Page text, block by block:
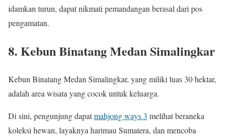
idamkan turun, dapat nikmati pemandangan berasal dari pos
pengamatan.
8. Kebun Binatang Medan Simalingkar
Kebun Binatang Medan Simalingkar, yang miliki luas 30 hektar,
adalah area wisata yang cocok untuk keluarga.
Di sini, pengunjung dapatmahjong ways 3 melihat beraneka
koleksi hewan, layaknya harimau Sumatera, dan mencoba